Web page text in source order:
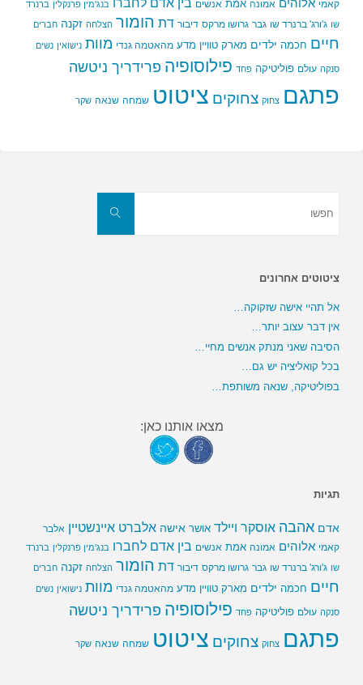
קאמי אלוהים אמונה אמת אנשים בנג'מין פרנקלין ברנרד
שו ג'ורג' ברנרד שו גבר גרושו מרקס דיבור דת הומור הצלחה זקנה חברים
חיים חכמה ילדים מארק טוויין מדע מהאטמה גנדי מוות נישואין נשים
סנקה עולם פוליטיקה פחד פילוסופיה פרידריך ניטשה
פתגם צחוק צחוקים ציטוט שמחה שנאה שקר
חפשו
ציטוטים אחרונים
אל תהיי אישה שזקוקה…
אין דבר עצוב יותר…
הסיבה שאני מנתק אנשים מחיי…
בכל קואליציה יש גם…
בפוליטיקה, שנאה משותפת…
מצאו אותנו כאן:
תגיות
אדם אהבה אוסקר ויילד אושר אישה אלברט איינשטיין אלבר
קאמי אלוהים אמונה אמת אנשים בין אדם לחברו בנג'מין פרנקלין ברנרד
שו ג'ורג' ברנרד שו גבר גרושו מרקס דיבור דת הומור הצלחה זקנה חברים
חיים חכמה ילדים מארק טוויין מדע מהאטמה גנדי מוות נישואין נשים
סנקה עולם פוליטיקה פחד פילוסופיה פרידריך ניטשה
פתגם צחוק צחוקים ציטוט שמחה שנאה שקר